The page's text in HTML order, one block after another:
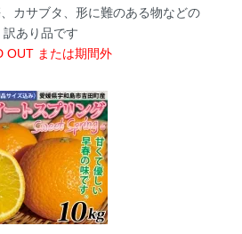
カサブタ、形に難のある物などの
訳あり品です
OUT または期間外